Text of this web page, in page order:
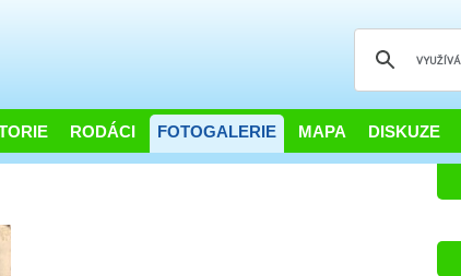
RODÁCI FOTOGALERIE MAPA DISKUZE